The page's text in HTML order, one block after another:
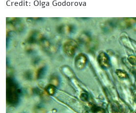
Credit: Olga Godorova